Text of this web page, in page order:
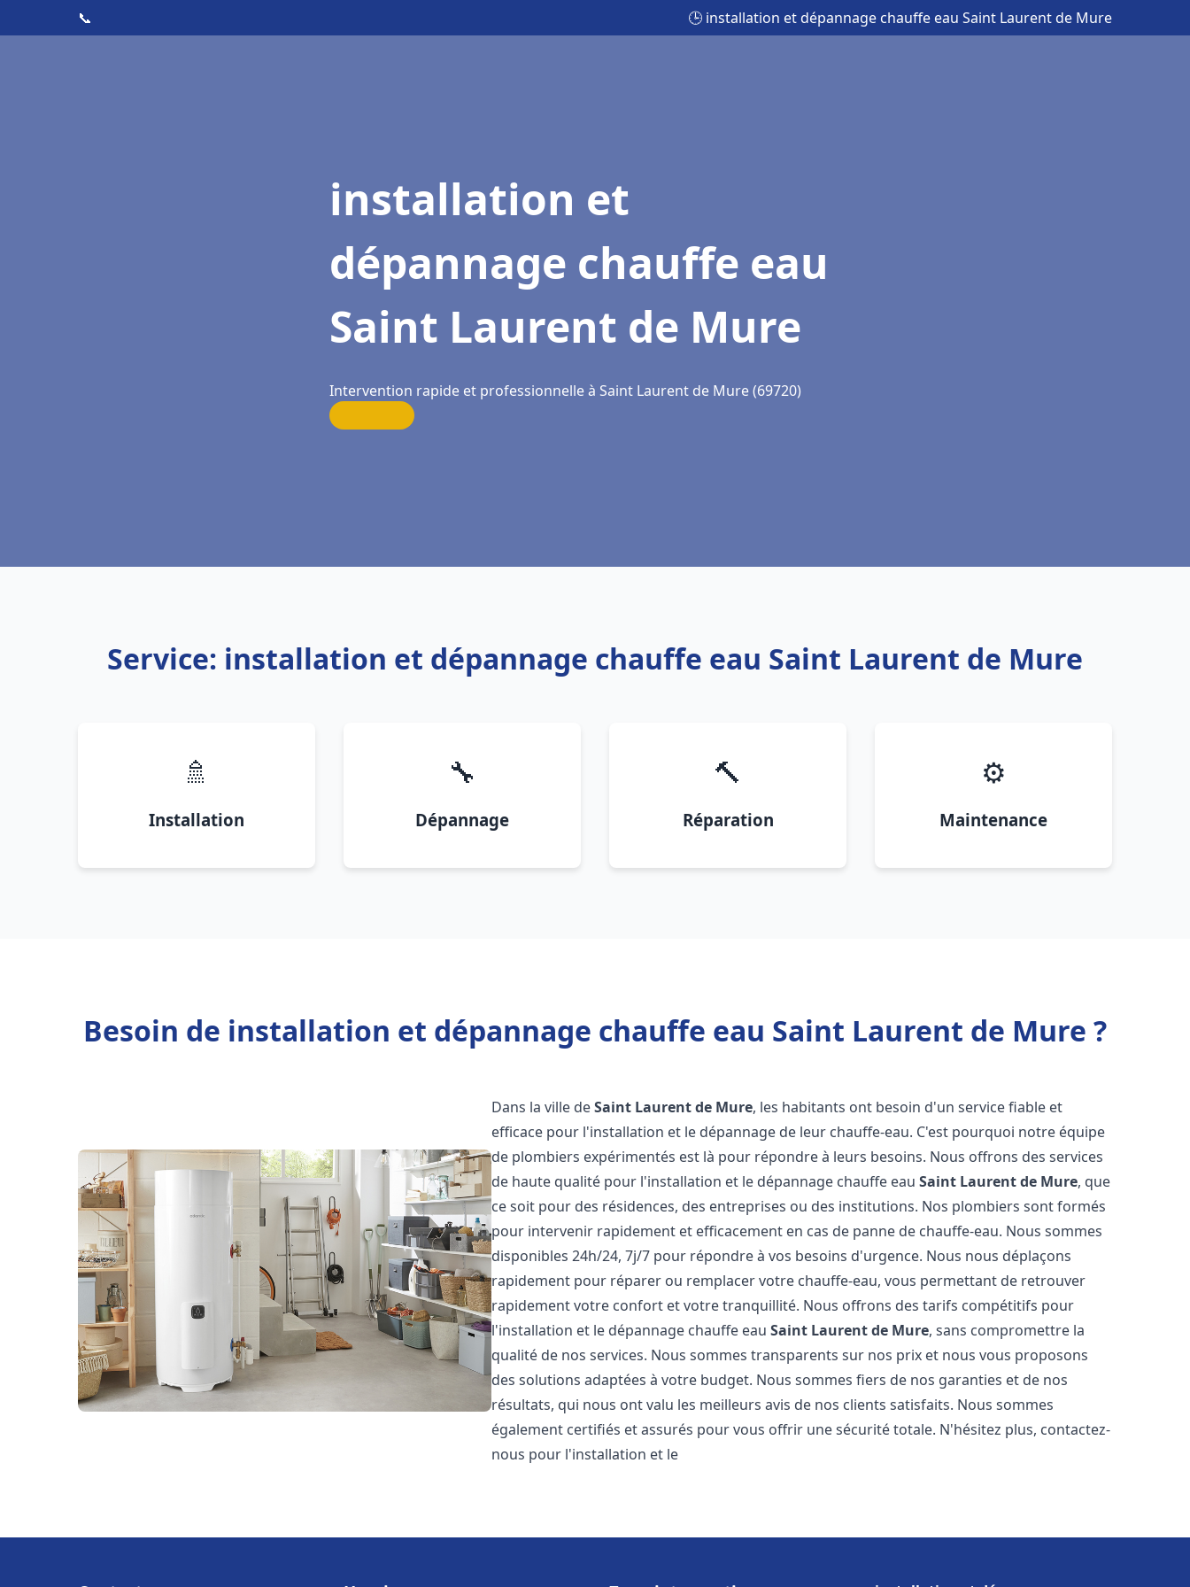
📞 🕒 installation et dépannage chauffe eau Saint Laurent de Mure
installation et
dépannage chauffe eau
Saint Laurent de Mure
Intervention rapide et professionnelle à Saint Laurent de Mure (69720)
Service: installation et dépannage chauffe eau Saint Laurent de Mure
🚿
Installation
🔧
Dépannage
🔨
Réparation
⚙️
Maintenance
Besoin de installation et dépannage chauffe eau Saint Laurent de Mure ?
Dans la ville deSaint Laurent de Mure, les habitants ont besoin d'un service fiable et
efficace pour l'installation et le dépannage de leur chauffe-eau. C'est pourquoi notre équipe
de plombiers expérimentés est là pour répondre à leurs besoins. Nous offrons des services
de haute qualité pour l'installation et le dépannage chauffe eauSaint Laurent de Mure, que
ce soit pour des résidences, des entreprises ou des institutions. Nos plombiers sont formés
pour intervenir rapidement et efficacement en cas de panne de chauffe-eau. Nous sommes
disponibles 24h/24, 7j/7 pour répondre à vos besoins d'urgence. Nous nous déplaçons
rapidement pour réparer ou remplacer votre chauffe-eau, vous permettant de retrouver
rapidement votre confort et votre tranquillité. Nous offrons des tarifs compétitifs pour
l'installation et le dépannage chauffe eauSaint Laurent de Mure, sans compromettre la
qualité de nos services. Nous sommes transparents sur nos prix et nous vous proposons
des solutions adaptées à votre budget. Nous sommes fiers de nos garanties et de nos
résultats, qui nous ont valu les meilleurs avis de nos clients satisfaits. Nous sommes
également certifiés et assurés pour vous offrir une sécurité totale. N'hésitez plus, contactez-
nous pour l'installation et le